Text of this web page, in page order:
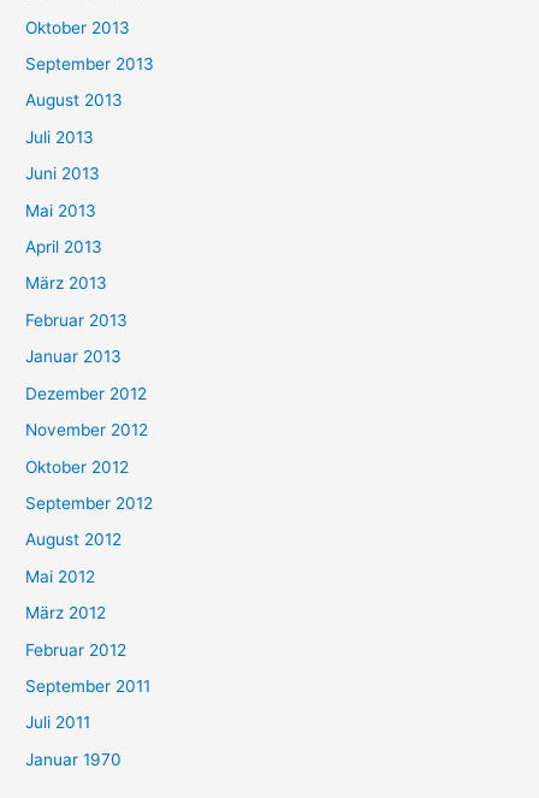
Oktober 2013
September 2013
August 2013
Juli 2013
Juni 2013
Mai 2013
April 2013
März 2013
Februar 2013
Januar 2013
Dezember 2012
November 2012
Oktober 2012
September 2012
August 2012
Mai 2012
März 2012
Februar 2012
September 2011
Juli 2011
Januar 1970